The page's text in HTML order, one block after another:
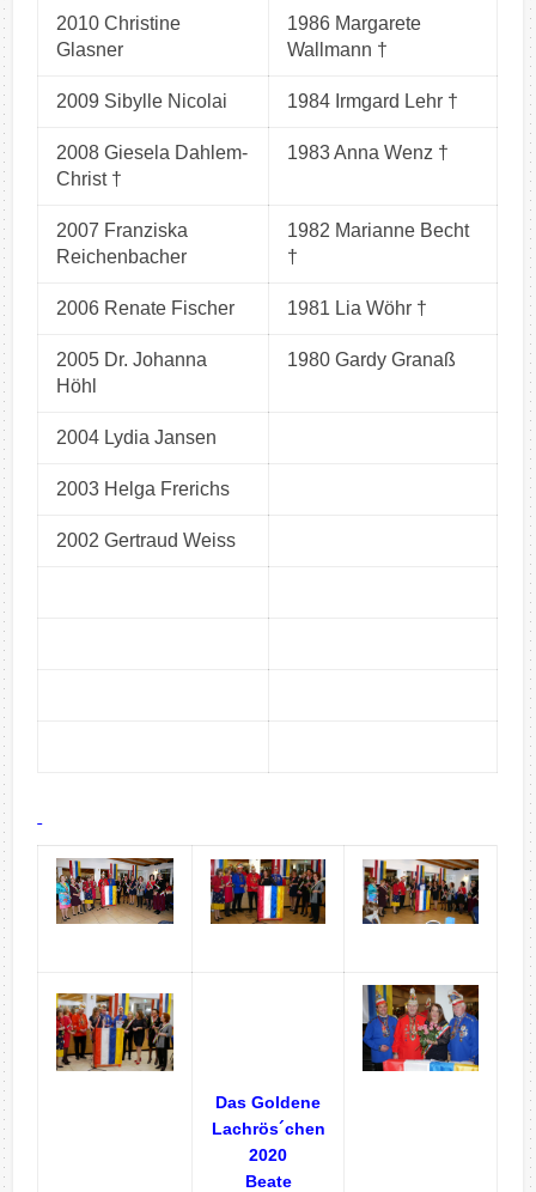
2010 Christine
Glasner
1986 Margarete
Wallmann †
2009 Sibylle Nicolai 1984 Irmgard Lehr †
2008 Giesela Dahlem-
Christ †
1983 Anna Wenz †
2007 Franziska
Reichenbacher
1982 Marianne Becht
†
2006 Renate Fischer 1981 Lia Wöhr †
2005 Dr. Johanna
Höhl
1980 Gardy Granaß
2004 Lydia Jansen
2003 Helga Frerichs
2002 Gertraud Weiss
Das Goldene
Lachrös´chen
2020
Beate